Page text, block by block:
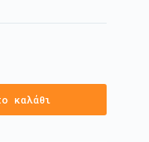
καλάθι